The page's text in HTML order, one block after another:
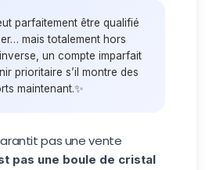
parfaitement être qualifié
mais totalement hors
un compte imparfait
prioritaire s’il montre des
maintenant.✨
pas une vente
pas une boule de cristal